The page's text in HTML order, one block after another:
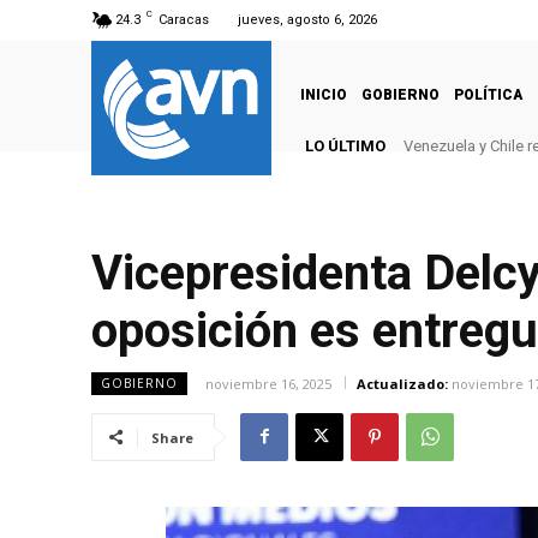
24.3 C Caracas jueves, agosto 6, 2026
INICIO GOBIERNO POLÍTICA
LO ÚLTIMO Venezuela y Chile
Vicepresidenta
oposición es
GOBIERNO noviembre 16, 2025 Actualizado: noviembre
Share